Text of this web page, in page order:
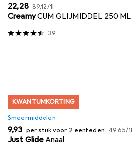
EUR
22,28 EUR
89,12/1l
CreamyCUM GLIJMIDDEL 250 ML
39
KWANTUMKORTING
Smeermiddelen
EUR
9,93 per stuk voor 2 eenheden EUR
49,65/1l
Just Glide Anaal